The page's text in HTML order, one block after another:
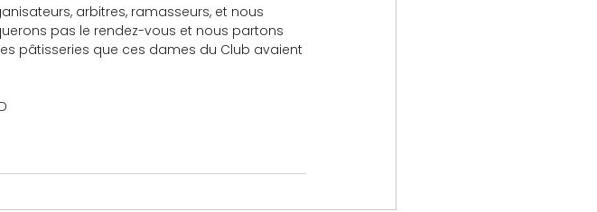
pas le rendez-vous et nous partons
pâtisseries que ces dames du Club avaient